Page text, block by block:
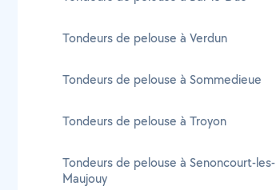
Tondeurs de pelouse à Verdun
Tondeurs de pelouse à Sommedieue
Tondeurs de pelouse à Troyon
Tondeurs de pelouse à Senoncourt-les-
Maujouy